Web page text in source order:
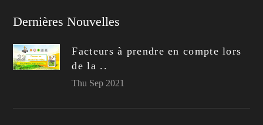
Dernières Nouvelles
Facteurs à prendre en compte lors
de la ..
Thu Sep 2021